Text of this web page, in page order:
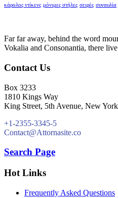
κάρολος ντίκενς μόνιμες στήλες σειρές συναυλία
Far far away, behind the word
Vokalia and Consonantia, there
Contact Us
Box 3233
1810 Kings Way
King Street, 5th Avenue, New York
+1-2355-3345-5
Contact@Attornasite.co
Search Page
Hot Links
Frequently Asked Questions